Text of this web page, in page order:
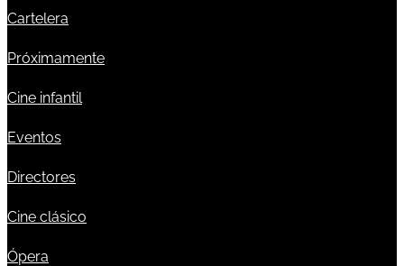
Cartelera
Próximamente
Cine infantil
Eventos
Directores
Cine clásico
Ópera